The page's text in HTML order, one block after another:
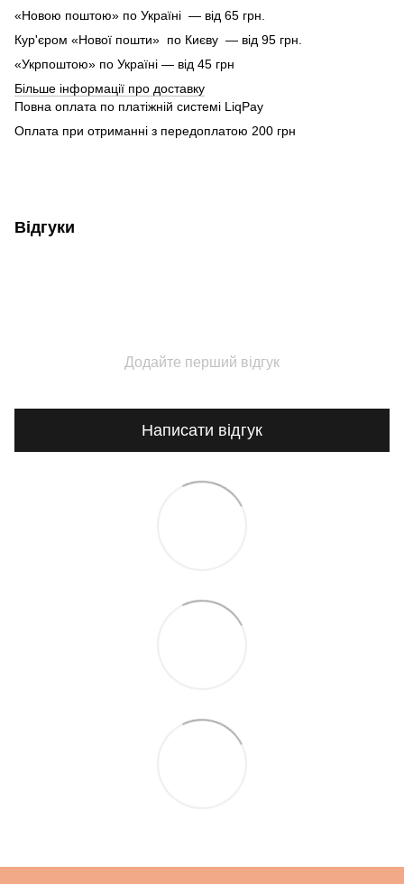
«Новою поштою» по Україні — від 65 грн.
Кур'єром «Нової пошти» по Києву — від 95 грн.
«Укрпоштою» по Україні — від 45 грн
Більше інформації про доставку
Повна оплата по платіжній системі LiqPay
Оплата при отриманні з передоплатою 200 грн
Відгуки
Додайте перший відгук
Написати відгук